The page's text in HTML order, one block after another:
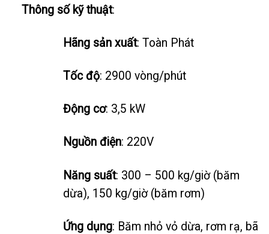
Thông số kỹ thuật:
Hãng sản xuất: Toàn Phát
Tốc độ: 2900 vòng/phút
Động cơ: 3,5 kW
Nguồn điện: 220V
Năng suất: 300 – 500 kg/giờ (băm
dừa), 150 kg/giờ (băm rơm)
Ứng dụng: Băm nhỏ vỏ dừa, rơm rạ, bã